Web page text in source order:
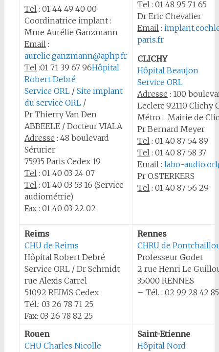
Tel: 01 44 49 40 00
Coordinatrice implant :
Mme Aurélie Ganzmann
Email:
aurelie.ganzmann@aphp.fr
Tel:01 71 39 67 96Hôpital
Robert Debré
Service ORL/ Site implant
du service ORL/
Pr Thierry Van Den
ABBEELE / Docteur VIALA
Adresse : 48 boulevard
Sérurier
75935 Paris Cedex 19
Tel: 01 40 03 24 07
Tel: 01 40 03 53 16 (Service
audiométrie)
Fax: 01 40 03 22 02
Tel: 01 48 95 71 65
Dr Eric Chevalier
Email:
paris.fr
CLICHY
Hôpital Beaujon
Service ORL
Adresse : 100
Leclerc 92110 Clichy
Métro : Mairie de
Pr Bernard Meyer
Tel: 01 40 87 54 89
Tel: 01 40 87 58 37
Email: labo-
Pr O.STERKERS
Tel: 01 40 87 56 29
Reims
CHU de Reims
Hôpital Robert Debré
Service ORL / Dr Schmidt
rue Alexis Carrel
51092 REIMS Cedex
Tél.: 03 26 78 71 25
Fax: 03 26 78 82 25
Rennes
CHRU de
Professeur Godet
2 rue Henri Le
35000 RENNES
– Tél. : 02 99 28 42 85
Rouen
CHU Charles Nicolle
Saint-Etienne
Hôpital Nord